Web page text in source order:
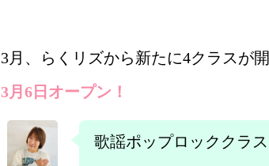
3月、らくリズから新たに4クラスが
3月6日オープン！
歌謡ポップロッククラス